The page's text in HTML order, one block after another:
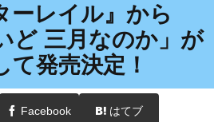
ーレイル』から
ど 三月なのか」が
て発売決定！
Facebook はてブ